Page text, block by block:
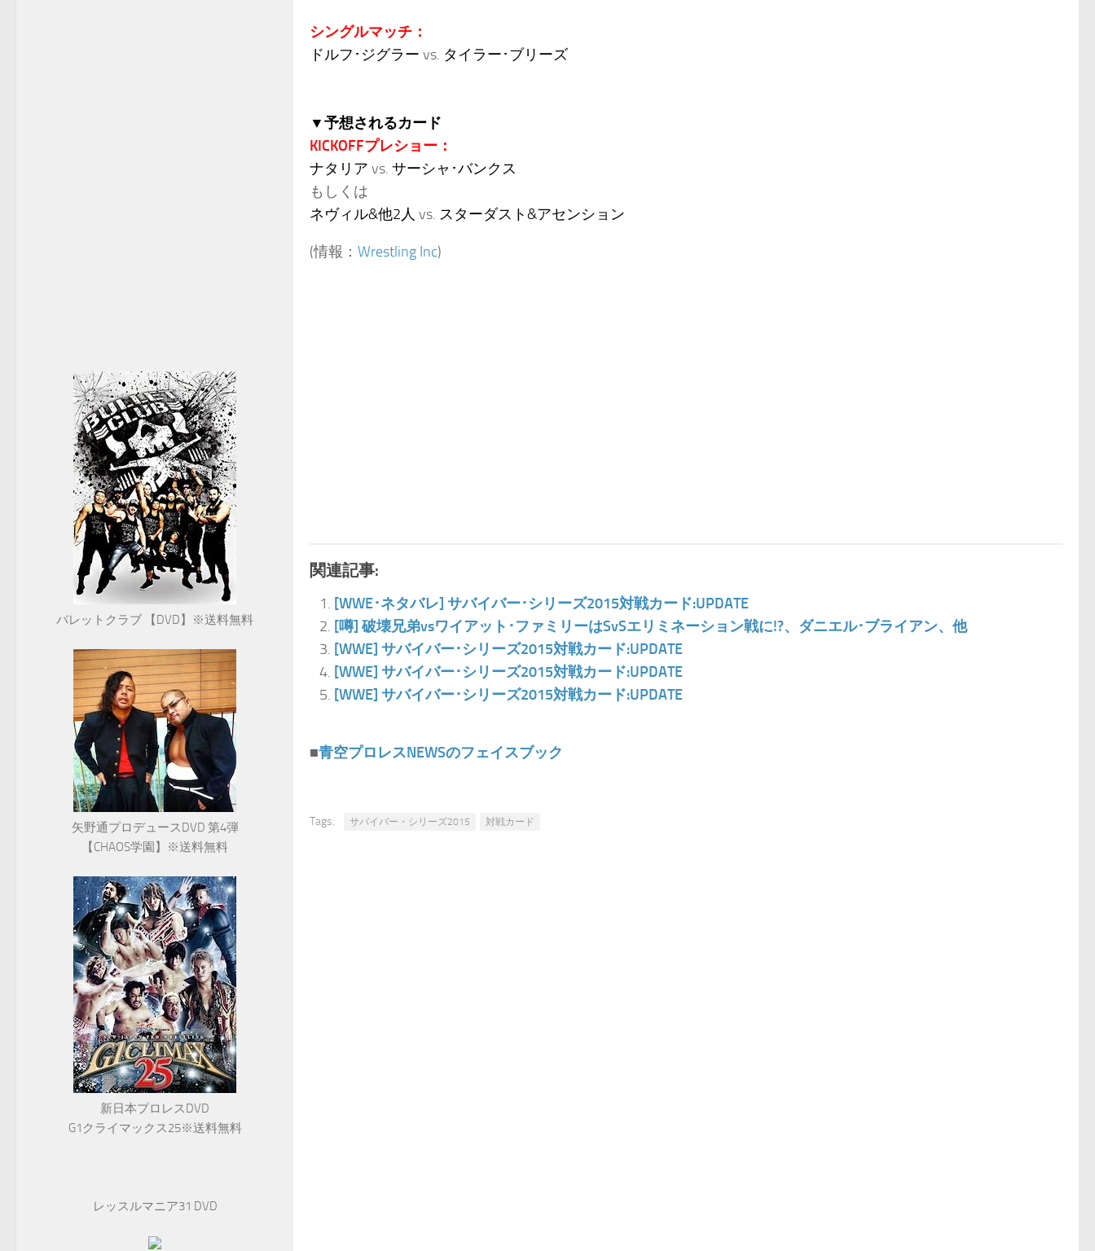
シングルマッチ：
ドルフ･ジグラー vs. タイラー･ブリーズ
▼予想されるカード
KICKOFFプレショー：
ナタリア vs. サーシャ･バンクス
もしくは
ネヴィル&他2人 vs. スターダスト&アセンション
(情報： Wrestling Inc)
関連記事:
[WWE･ネタバレ] サバイバー･シリーズ2015対戦カード:UPDATE
[噂] 破壊兄弟vsワイアット･ファミリーはSvSエリミネーション戦に!?、ダニエル･ブライアン、他
[WWE] サバイバー･シリーズ2015対戦カード:UPDATE
[WWE] サバイバー･シリーズ2015対戦カード:UPDATE
[WWE] サバイバー･シリーズ2015対戦カード:UPDATE
■青空プロレスNEWSのフェイスブック
Tags: サバイバー・シリーズ2015 対戦カード
バレットクラブ 【DVD】※送料無料
矢野通プロデュースDVD 第4弾
【CHAOS学園】※送料無料
新日本プロレスDVD
G1クライマックス25※送料無料
レッスルマニア31 DVD